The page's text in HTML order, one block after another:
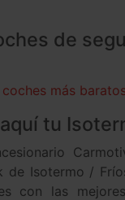
de
coches más
tu
de Isotermo /
con las